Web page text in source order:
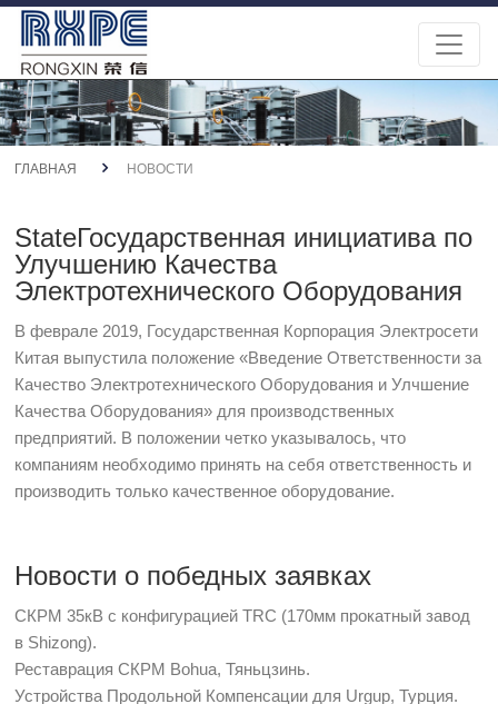
ГЛАВНАЯ НОВОСТИ
StateГосударственная инициатива по
Улучшению Качества
Электротехнического Оборудования
В феврале 2019, Государственная Корпорация Электросети
Китая выпустила положение «Введение Ответственности за
Качество Электротехнического Оборудования и Улчшение
Качества Оборудования» для производственных
предприятий. В положении четко указывалось, что
компаниям необходимо принять на себя ответственность и
производить только качественное оборудование.
Новости о победных заявках
СКРМ 35кВ с конфигурацией TRC (170мм прокатный завод
в Shizong).
Реставрация СКРМ Bohua, Тяньцзинь.
Устройства Продольной Компенсации для Urgup, Турция.